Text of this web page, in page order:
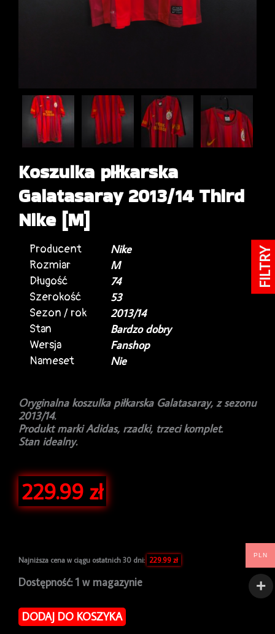
Koszulka piłkarska
Galatasaray 2013/14 Third
Nike [M]
Producent
Nike
Rozmiar
M
Długość
74
Szerokość
53
Sezon / rok
2013/14
Stan
Bardzo dobry
Wersja
Fanshop
Nameset
Nie
Oryginalna koszulka piłkarska Galatasaray, z sezonu
2013/14.
Produkt marki Adidas, rzadki, trzeci komplet.
Stan idealny.
229.99 zł
Najniższa cena w ciągu ostatnich 30 dni: 229.99 zł
Dostępność: 1 w magazynie
ilość
piłkarska
Galatasaray
DODAJ DO KOSZYKA
PLN
FILTRY